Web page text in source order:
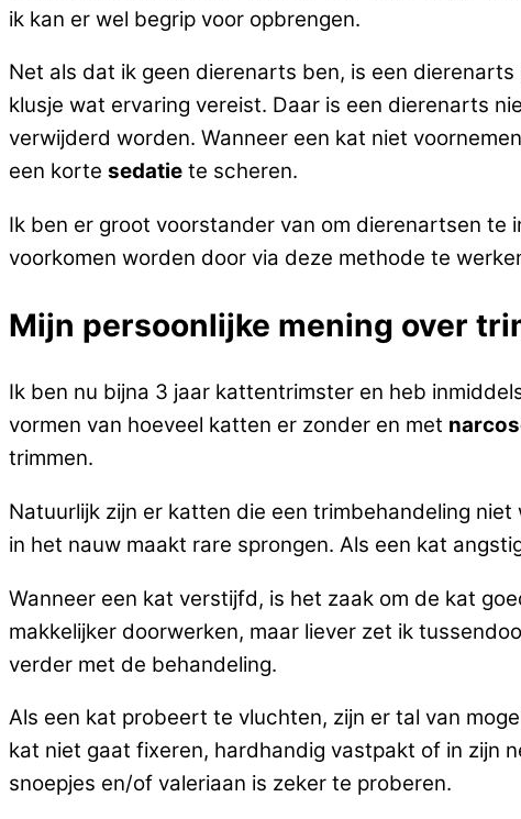
ik kan er wel begrip voor opbrengen.
Net als dat ik geen dierenarts ben, is een
klusje wat ervaring vereist. Daar is een dierenarts
verwijderd worden. Wanneer een kat niet
een korte sedatie te scheren.
Ik ben er groot voorstander van om dierenartsen te
voorkomen worden door via deze methode te
Mijn persoonlijke mening over
Ik ben nu bijna 3 jaar kattentrimster en heb
vormen van hoeveel katten er zonder en met
trimmen.
Natuurlijk zijn er katten die een trimbehandeling
in het nauw maakt rare sprongen. Als een kat
Wanneer een kat verstijfd, is het zaak om de kat
makkelijker doorwerken, maar liever zet ik
verder met de behandeling.
Als een kat probeert te vluchten, zijn er tal van
kat niet gaat fixeren, hardhandig vastpakt of in zijn
snoepjes en/of valeriaan is zeker te proberen.